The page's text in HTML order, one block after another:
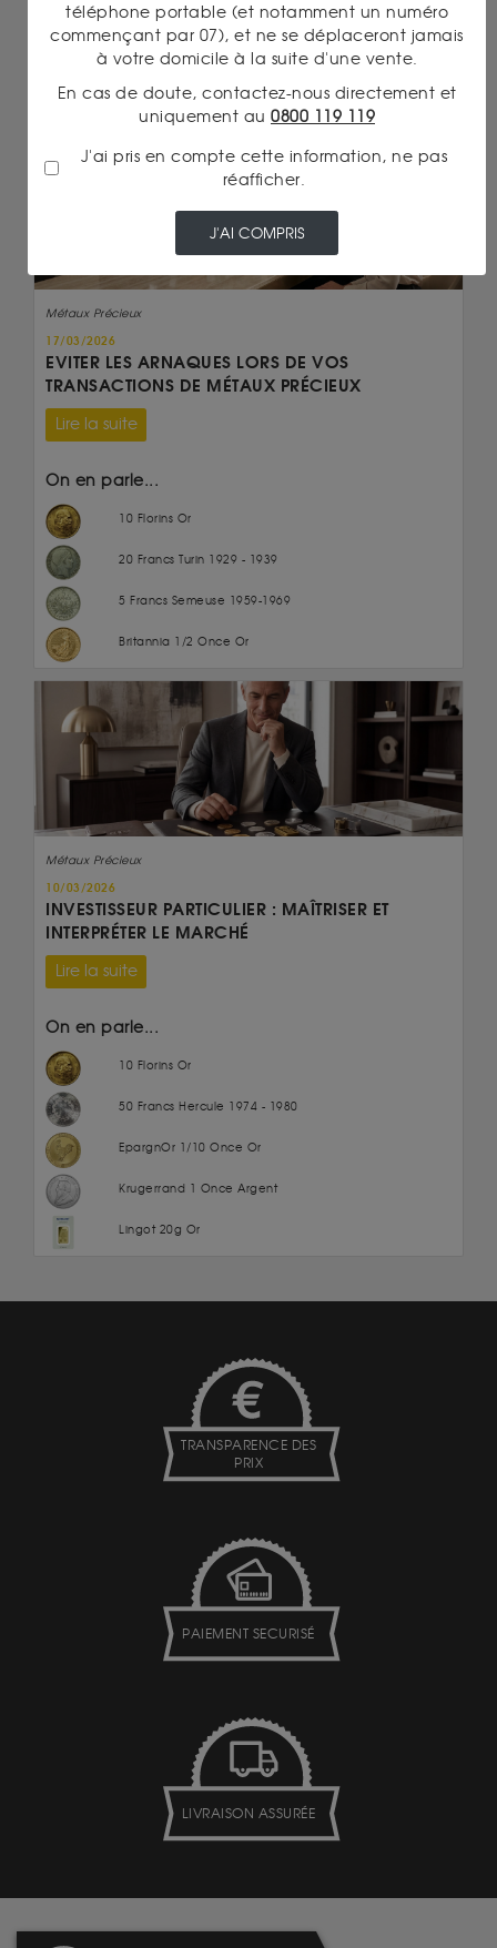
Métaux Précieux
17/03/2026
EVITER LES ARNAQUES LORS DE VOS
TRANSACTIONS DE MÉTAUX PRÉCIEUX
Lire la suite
On en parle...
10 Florins Or
20 Francs Turin 1929 - 1939
5 Francs Semeuse 1959-1969
Britannia 1/2 Once Or
Métaux Précieux
10/03/2026
INVESTISSEUR PARTICULIER : MAÎTRISER ET
INTERPRÉTER LE MARCHÉ
Lire la suite
On en parle...
10 Florins Or
50 Francs Hercule 1974 - 1980
EpargnOr 1/10 Once Or
Krugerrand 1 Once Argent
Lingot 20g Or
TRANSPARENCE DES
PRIX
PAIEMENT SECURISÉ
LIVRAISON ASSURÉE
téléphone portable (et notamment un numéro
commençant par 07), et ne se déplaceront jamais
à votre domicile à la suite d'une vente.
En cas de doute, contactez-nous directement et
uniquement au 0800 119 119
J'ai pris en compte cette information, ne pas
réafficher.
J'AI COMPRIS